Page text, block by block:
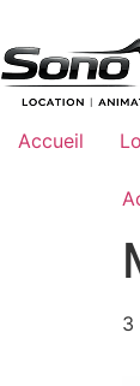
au
contenu
Accueil
3